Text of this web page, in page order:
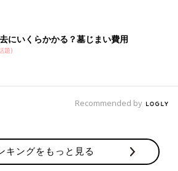
にいくらかかる？墓じまい費用
題)
Recommended by
キングをもっと見る